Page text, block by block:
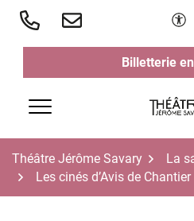
Aller
contenu
Billetterie
Menu
Théâtre Jérôme Savary
La
Les cinés d’Avis de Chantier